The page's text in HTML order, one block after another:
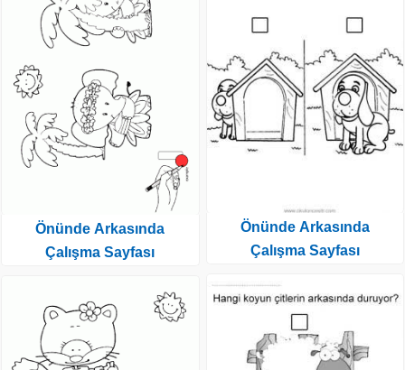
Önünde Arkasında
Çalışma Sayfası
Önünde Arkasında
Çalışma Sayfası